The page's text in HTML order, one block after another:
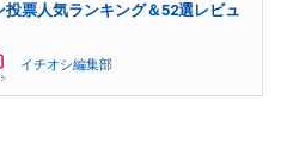
投票人気ランキング＆52選レビュ
イチオシ編集部